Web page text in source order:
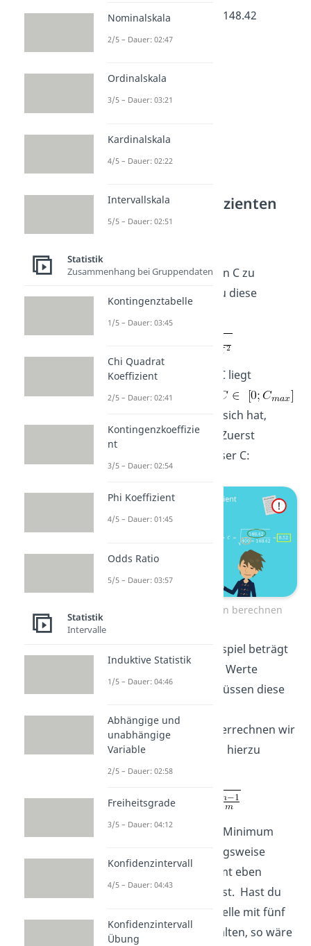
Quadrat Koeffizienten 148.42
beträgt.
Kontingenzkoeffizienten
Formel
Kontingenzkoeffizienten C zu
berechnen, brauchst du diese
Der Wertebereich von C liegt
zwischen 0 und C max
. Was es mit C max auf sich hat,
erklären wir dir gleich. Zuerst
berechnen wir aber unser C:
Kontingenzkoeffizienten berechnen
Das N aus unserem Beispiel beträgt
400. Also haben wir alle Werte
bereits gegeben und müssen diese
Wir erhalten 0,52. Jetzt errechnen wir
noch C max: Die Formel hierzu
lautet:
m steht hierbei für das Minimum
deiner Zeilen- beziehungsweise
Spaltenanzahl. Es kommt eben
darauf an, was kleiner ist. Hast du
beispielsweise eine Tabelle mit fünf
Zeilen und nur zwei Spalten, so wäre
Nominalskala
2/5 – Dauer: 02:47
Ordinalskala
3/5 – Dauer: 03:21
Kardinalskala
4/5 – Dauer: 02:22
Intervallskala
5/5 – Dauer: 02:51
Statistik
Zusammenhang bei Gruppendaten
Kontingenztabelle
1/5 – Dauer: 03:45
Chi Quadrat
Koeffizient
2/5 – Dauer: 02:41
Kontingenzkoeffizie
nt
3/5 – Dauer: 02:54
Phi Koeffizient
4/5 – Dauer: 01:45
Odds Ratio
5/5 – Dauer: 03:57
Statistik
Intervalle
Induktive Statistik
1/5 – Dauer: 04:46
Abhängige und
unabhängige
Variable
2/5 – Dauer: 02:58
Freiheitsgrade
3/5 – Dauer: 04:12
Konfidenzintervall
4/5 – Dauer: 04:43
Konfidenzintervall
Übung